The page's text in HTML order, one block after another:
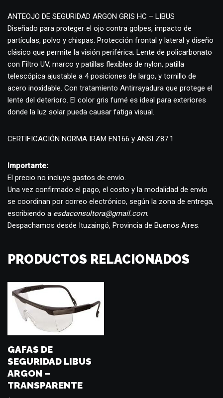
ANTEOJO DE SEGURIDAD ARGON GRIS HC – LIBUS
Diseñado para proteger el ojo contra golpes, impacto de
partículas, polvo y chispas. Protección frontal y lateral y diseño
clásico que permite la visión periférica. Lente de policarbonato
con Filtro UV, marco y patillas flexibles de nylon, patilla
telescópica ajustable a 4 posiciones de largo, y tornillo de
acero inoxidable. Con tratamiento Antirrayadura que protege el
lente del deterioro. El color gris fumé es ideal para exteriores
donde la luz solar pueda causar fatiga visual.
CERTIFICACIÓN NORMA IRAM EN166 y ANSI Z87.1
Importante:
El precio no incluye gastos de envío.
Una vez confirmado el pago, el costo y la modalidad de envío
se coordinan por correo electrónico, según la zona de entrega,
escribiendo a esdaconsultora@gmail.com.
Despachamos desde Ituzaingó, Provincia de Buenos Aires.
PRODUCTOS RELACIONADOS
GAFAS DE
SEGURIDAD LIBUS
ARGON –
TRANSPARENTE